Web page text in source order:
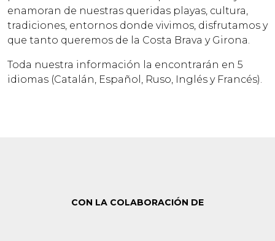
enamoran de nuestras queridas playas, cultura,
tradiciones, entornos donde vivimos, disfrutamos y
que tanto queremos de la Costa Brava y Girona.
Toda nuestra información la encontrarán en 5
idiomas (Catalán, Español, Ruso, Inglés y Francés).
CON LA COLABORACIÓN DE